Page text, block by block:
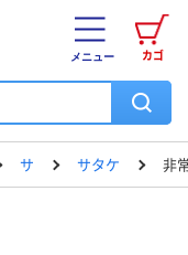
カゴ
メニュー
サ サタケ 非